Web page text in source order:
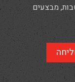
מבצעים